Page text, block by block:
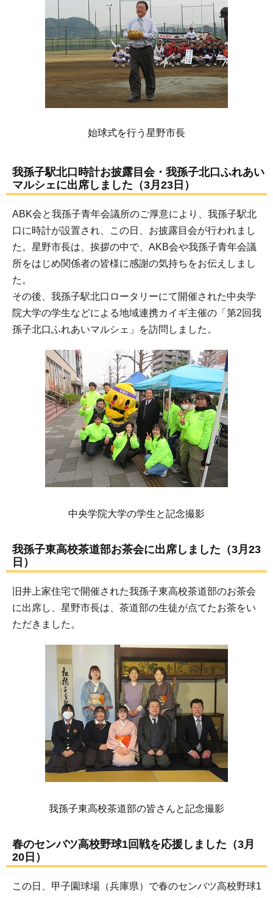
始球式を行う星野市長
我孫子駅北口時計お披露目会・我孫子北口ふれあい
マルシェに出席しました（3月23日）
ABK会と我孫子青年会議所のご厚意により、我孫子駅北
口に時計が設置され、この日、お披露目会が行われまし
た。星野市長は、挨拶の中で、AKB会や我孫子青年会議
所をはじめ関係者の皆様に感謝の気持ちをお伝えしまし
た。
その後、我孫子駅北口ロータリーにて開催された中央学
院大学の学生などによる地域連携カイギ主催の「第2回我
孫子北口ふれあいマルシェ」を訪問しました。
中央学院大学の学生と記念撮影
我孫子東高校茶道部お茶会に出席しました（3月23
日）
旧井上家住宅で開催された我孫子東高校茶道部のお茶会
に出席し、星野市長は、茶道部の生徒が点てたお茶をい
ただきました。
我孫子東高校茶道部の皆さんと記念撮影
春のセンバツ高校野球1回戦を応援しました（3月
20日）
この日、甲子園球場（兵庫県）で春のセンバツ高校野球1